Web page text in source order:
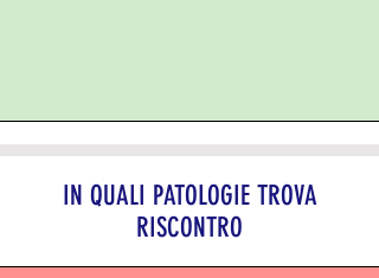
IN QUALI PATOLOGIE TROVA
RISCONTRO